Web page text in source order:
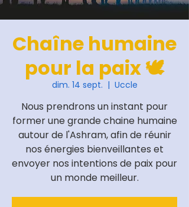
Chaîne humaine
pour la paix 🕊️
dim. 14 sept.
  |
Uccle
Nous prendrons un instant pour
former une grande chaine humaine
autour de l'Ashram, afin de réunir
nos énergies bienveillantes et
envoyer nos intentions de paix pour
un monde meilleur.